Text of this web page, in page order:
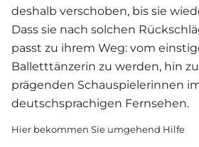
deshalb verschoben, bis sie
Dass sie nach solchen
passt zu ihrem Weg: vom
Balletttänzerin zu werden, hin
prägenden Schauspielerinnen
deutschsprachigen Fernsehen.
Hier bekommen Sie umgehend Hilfe